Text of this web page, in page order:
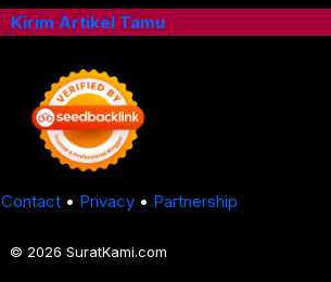
Kirim Artikel Tamu
Contact • Privacy • Partnership
© 2026 SuratKami.com